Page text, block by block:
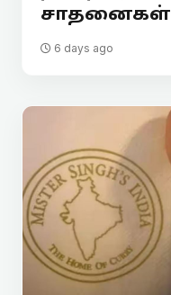
சாதனைகள்
6 days ago